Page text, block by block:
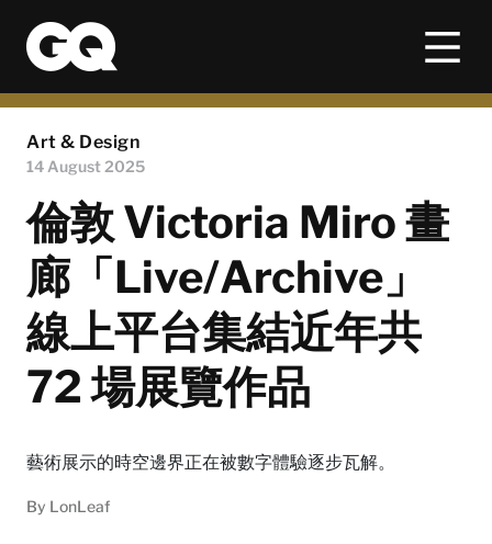
Art & Design
14 August 2025
倫敦 Victoria Miro 畫
廊「Live/Archive」
線上平台集結近年共
72 場展覽作品
藝術展示的時空邊界正在被數字體驗逐步瓦解。
By LonLeaf